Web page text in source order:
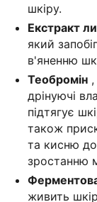
шкіру.
Екстракт
який
в'яненню
Теобромін
дрінуючі
підтягує
також
та кисню до
зростанню
живить